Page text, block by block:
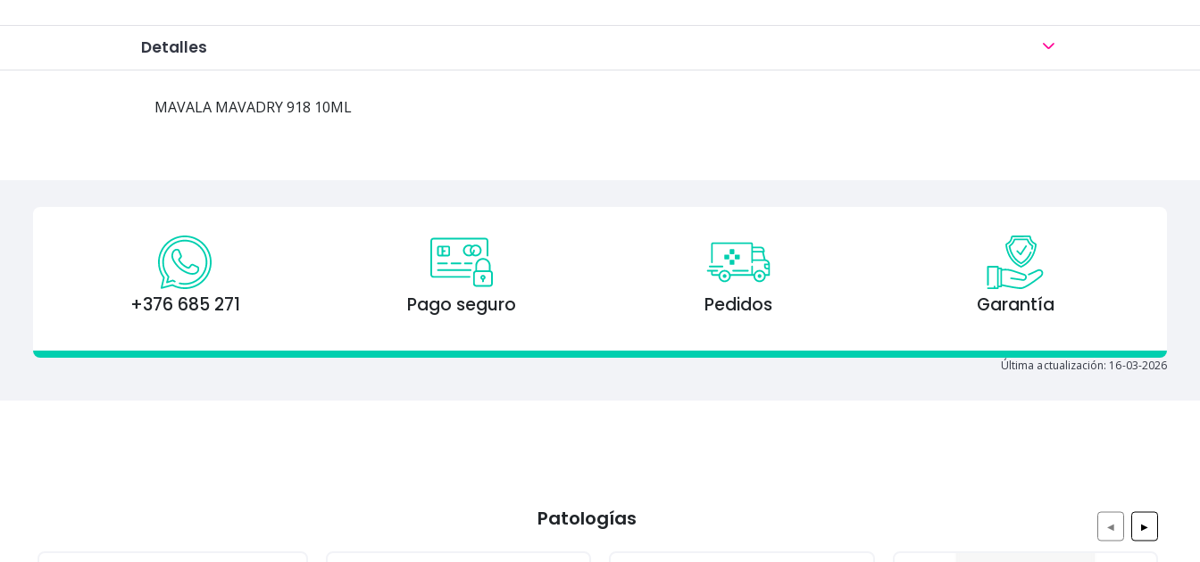
Detalles
MAVALA MAVADRY 918 10ML
+376 685 271 Pago seguro Pedidos Garantía
Última actualización: 16-03-2026
Patologías ◀ ▶